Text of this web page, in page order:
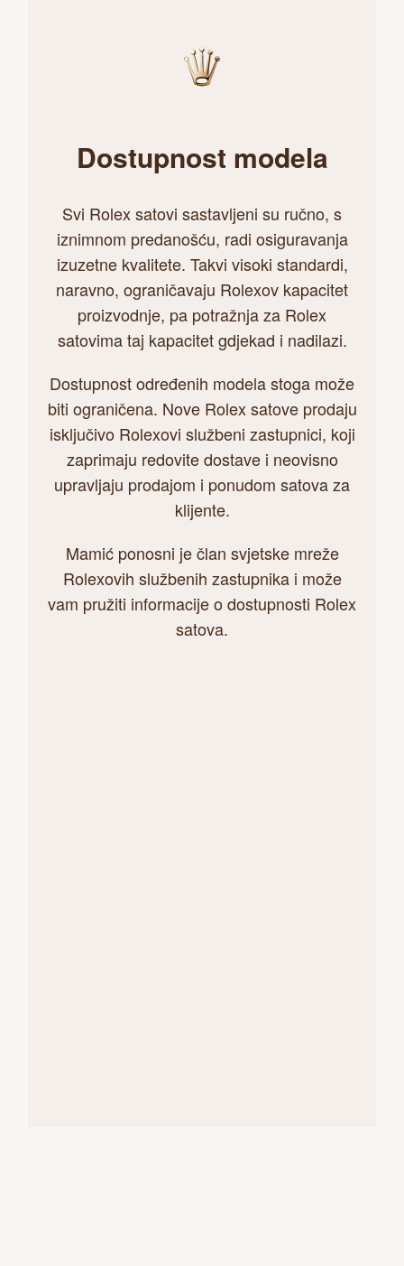
Dostupnost modela
Svi Rolex satovi sastavljeni su ručno, s
iznimnom predanošću, radi osiguravanja
izuzetne kvalitete. Takvi visoki standardi,
naravno, ograničavaju Rolexov kapacitet
proizvodnje, pa potražnja za Rolex
satovima taj kapacitet gdjekad i nadilazi.
Dostupnost određenih modela stoga može
biti ograničena. Nove Rolex satove prodaju
isključivo Rolexovi službeni zastupnici, koji
zaprimaju redovite dostave i neovisno
upravljaju prodajom i ponudom satova za
klijente.
Mamić ponosni je član svjetske mreže
Rolexovih službenih zastupnika i može
vam pružiti informacije o dostupnosti Rolex
satova.